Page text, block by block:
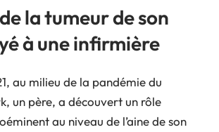
la tumeur de son
à une infirmière
au milieu de la pandémie du
un père, a découvert un rôle
au niveau de l’aine de son